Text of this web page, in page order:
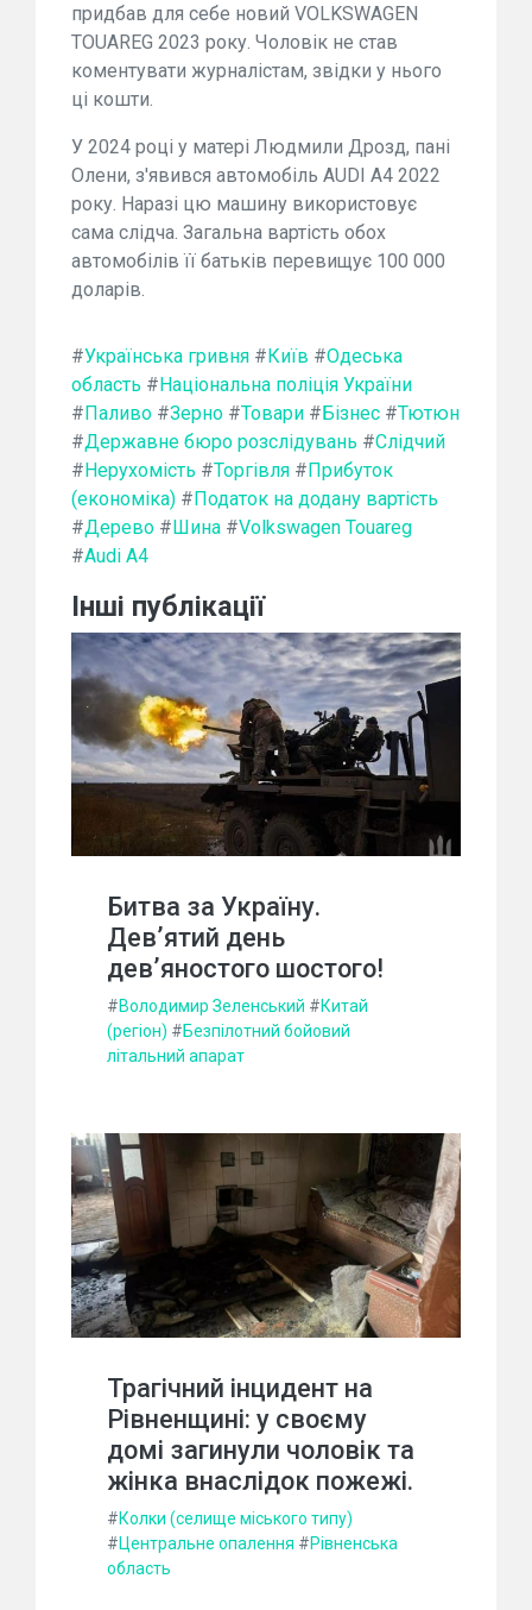
придбав для себе новий VOLKSWAGEN
TOUAREG 2023 року. Чоловік не став
коментувати журналістам, звідки у нього
ці кошти.
У 2024 році у матері Людмили Дрозд, пані
Олени, з'явився автомобіль AUDI A4 2022
року. Наразі цю машину використовує
сама слідча. Загальна вартість обох
автомобілів її батьків перевищує 100 000
доларів.
#Українська гривня # Київ #Одеська
область # Національна поліція України
# Паливо #Зерно #Товари # Бізнес #Тютюн
#Державне бюро розслідувань #Слідчий
# Нерухомість #Торгівля # Прибуток
(економіка) # Податок на додану вартість
#Дерево # Шина #Volkswagen Touareg
#Audi A4
Інші публікації
Битва за Україну.
Дев’ятий день
дев’яностого шостого!
#Володимир Зеленський #Китай
(регіон) #Безпілотний бойовий
літальний апарат
Трагічний інцидент на
Рівненщині: у своєму
домі загинули чоловік та
жінка внаслідок пожежі.
#Колки (селище міського типу)
#Центральне опалення #Рівненська
область